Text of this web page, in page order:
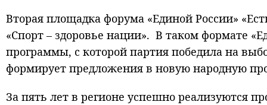
Вторая площадка форума «Единой России»
«Спорт – здоровье нации». В таком формате
программы, с которой партия победила на
формирует предложения в новую народную
За пять лет в регионе успешно реализуются